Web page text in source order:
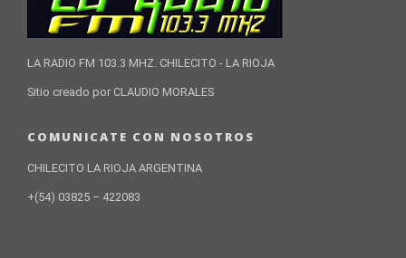
LA RADIO FM 103.3 MHZ. CHILECITO - LA RIOJA
Sitio creado por CLAUDIO MORALES
COMUNICATE CON NOSOTROS
CHILECITO LA RIOJA ARGENTINA
+(54) 03825 – 422083